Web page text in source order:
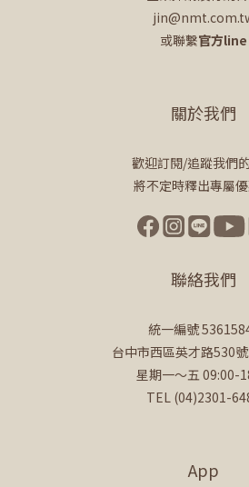
或聯繫官方line
關於我們
歡迎訂閱/追蹤我們
將不定時釋出專屬優
聯絡我們
統一編號
台中市西區英才路530
星期一～五 09:00-
TEL (04)2301-
App